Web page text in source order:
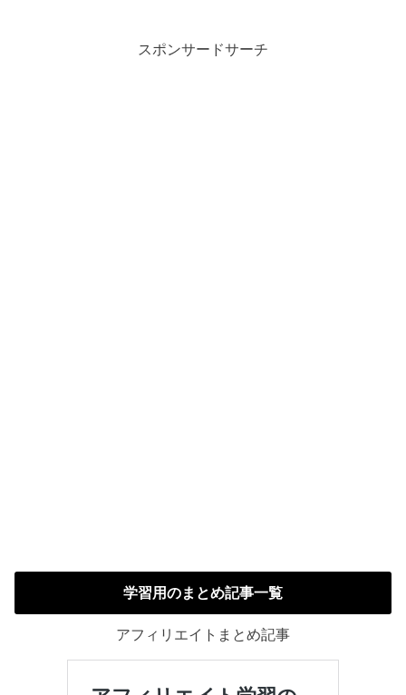
スポンサードサーチ
学習用のまとめ記事一覧
アフィリエイトまとめ記事